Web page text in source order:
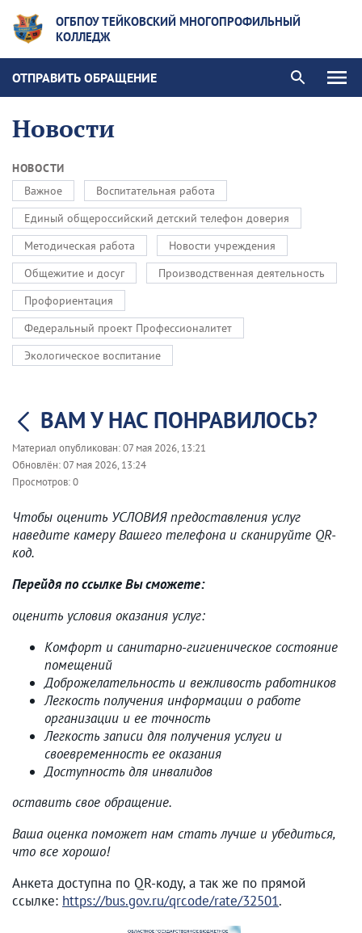
ОГБПОУ ТЕЙКОВСКИЙ МНОГОПРОФИЛЬНЫЙ
КОЛЛЕДЖ
ОТПРАВИТЬ ОБРАЩЕНИЕ
Новости
НОВОСТИ
Важное
Воспитательная работа
Единый общероссийский детский телефон доверия
Методическая работа
Новости учреждения
Общежитие и досуг
Производственная деятельность
Профориентация
Федеральный проект Профессионалитет
Экологическое воспитание
ВАМ У НАС ПОНРАВИЛОСЬ?
Материал опубликован:07 мая 2026, 13:21
Обновлён:07 мая 2026, 13:24
Просмотров:0
Чтобы оценить УСЛОВИЯ предоставления услуг
наведите камеру Вашего телефона и сканируйте QR-
код.
Перейдя по ссылке Вы сможете:
оценить условия оказания услуг:
Комфорт и санитарно-гигиеническое состояние
помещений
Доброжелательность и вежливость работников
Легкость получения информации о работе
организации и ее точность
Легкость записи для получения услуги и
своевременность ее оказания
Доступность для инвалидов
оставить свое обращение.
Ваша оценка поможет нам стать лучше и убедиться,
что все хорошо!
Анкета доступна по QR-коду, а так же по прямой
ссылке: https://bus.gov.ru/qrcode/rate/32501.